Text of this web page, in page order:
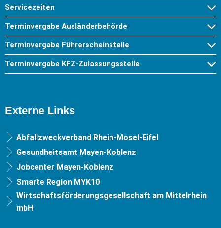
Servicezeiten
Terminvergabe Ausländerbehörde
Terminvergabe Führerscheinstelle
Terminvergabe KFZ-Zulassungsstelle
Externe Links
Abfallzweckverband Rhein-Mosel-Eifel
Gesundheitsamt Mayen-Koblenz
Jobcenter Mayen-Koblenz
Smarte Region MYK10
Wirtschaftsförderungsgesellschaft am Mittelrhein
mbH